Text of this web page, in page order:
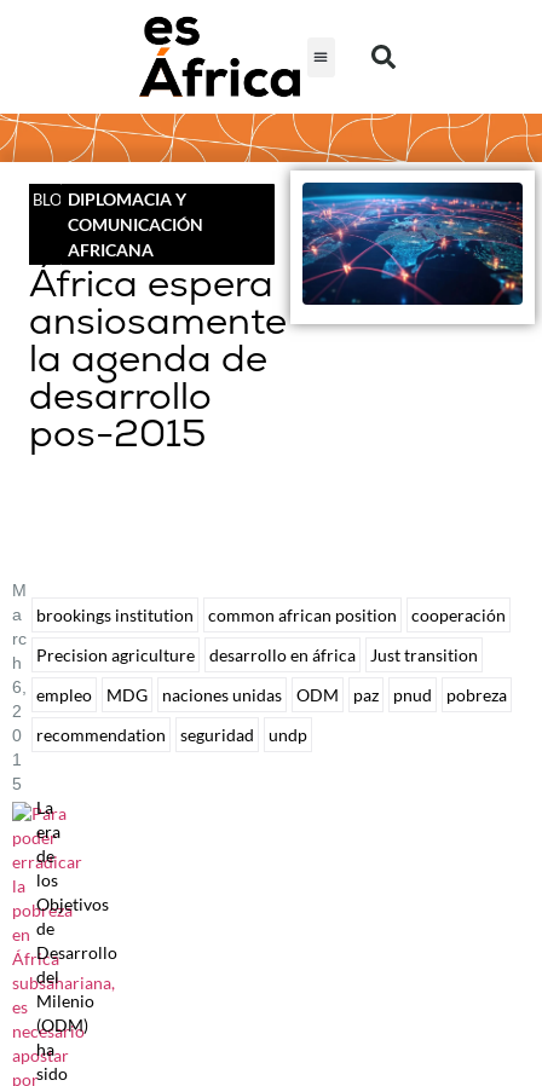
BLOGDIPLOMACIA Y
COMUNICACIÓN
AFRICANA
África espera
ansiosamente
la agenda de
desarrollo
pos-2015
M
A
Rc
H
6,
2
0
1
5
La
era
de
los
Objetivos
de
Desarrollo
del
Milenio
(ODM)
ha
sido
brookings institution common african position
cooperación
Precision agriculture
desarrollo en áfrica
Just transition
empleo
MDG naciones unidas ODM paz pnud
pobreza
recommendation
seguridad undp